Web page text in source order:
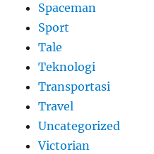
Spaceman
Sport
Tale
Teknologi
Transportasi
Travel
Uncategorized
Victorian